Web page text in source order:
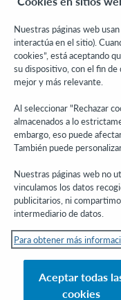
Centro comunitario
Investigación
WebJunction
Red de desarrolladores
Manténgase al día
Obtenga las últimas
investigación, eventos y
entrada.
Suscríbase ahora
© 2026 OCLC
Marcas comerciales y/o
OCLC, Inc. y de sus miembros.
Nuestras páginas web
interactúa en el sitio).
cookies”, está aceptando
su dispositivo, con el fin
mejor y más relevante.
Al seleccionar "Rechazar
almacenados a lo
embargo, eso puede
También puede
Nuestras páginas web no
vinculamos los datos
publicitarios, ni
intermediario de datos.
Para obtener más
Aceptar todas
cookies